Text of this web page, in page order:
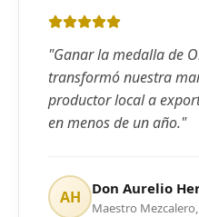
"Ganar la medalla de
transformó nuestra
productor local a
en menos de un año."
AH Don Aurelio
Maestro